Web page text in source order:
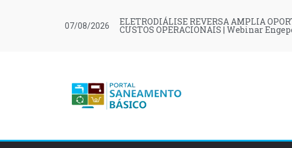
07/08/2026 ELETRODIÁLISE REVERSA AMPLIA
CUSTOS OPERACIONAIS | Webinar